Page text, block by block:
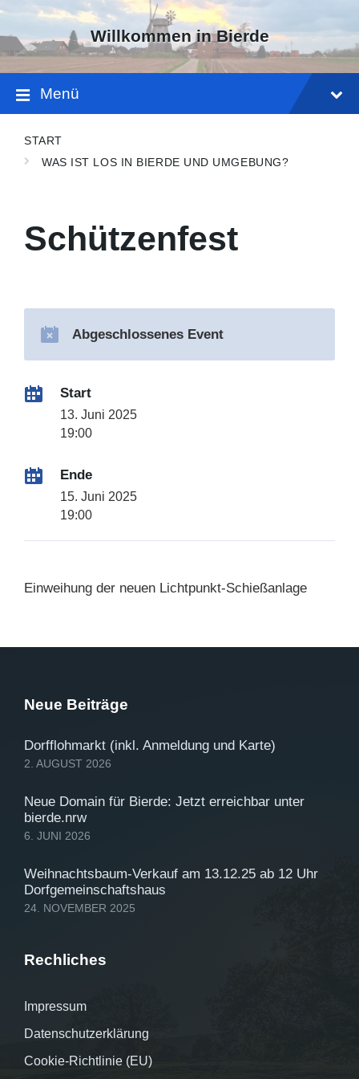
Skip
content
Skip
main
navigation
Skip
footer
Willkommen in Bierde
Menü
START
WAS IST LOS IN BIERDE UND UMGEBUNG?
Schützenfest
Abgeschlossenes Event
Start
13. Juni 2025
19:00
Ende
15. Juni 2025
19:00
Einweihung der neuen Lichtpunkt-Schießanlage
Neue Beiträge
Dorfflohmarkt (inkl. Anmeldung und Karte)
2. AUGUST 2026
Neue Domain für Bierde: Jetzt erreichbar unter
bierde.nrw
6. JUNI 2026
Weihnachtsbaum-Verkauf am 13.12.25 ab 12 Uhr
Dorfgemeinschaftshaus
24. NOVEMBER 2025
Rechliches
Impressum
Datenschutzerklärung
Cookie-Richtlinie (EU)